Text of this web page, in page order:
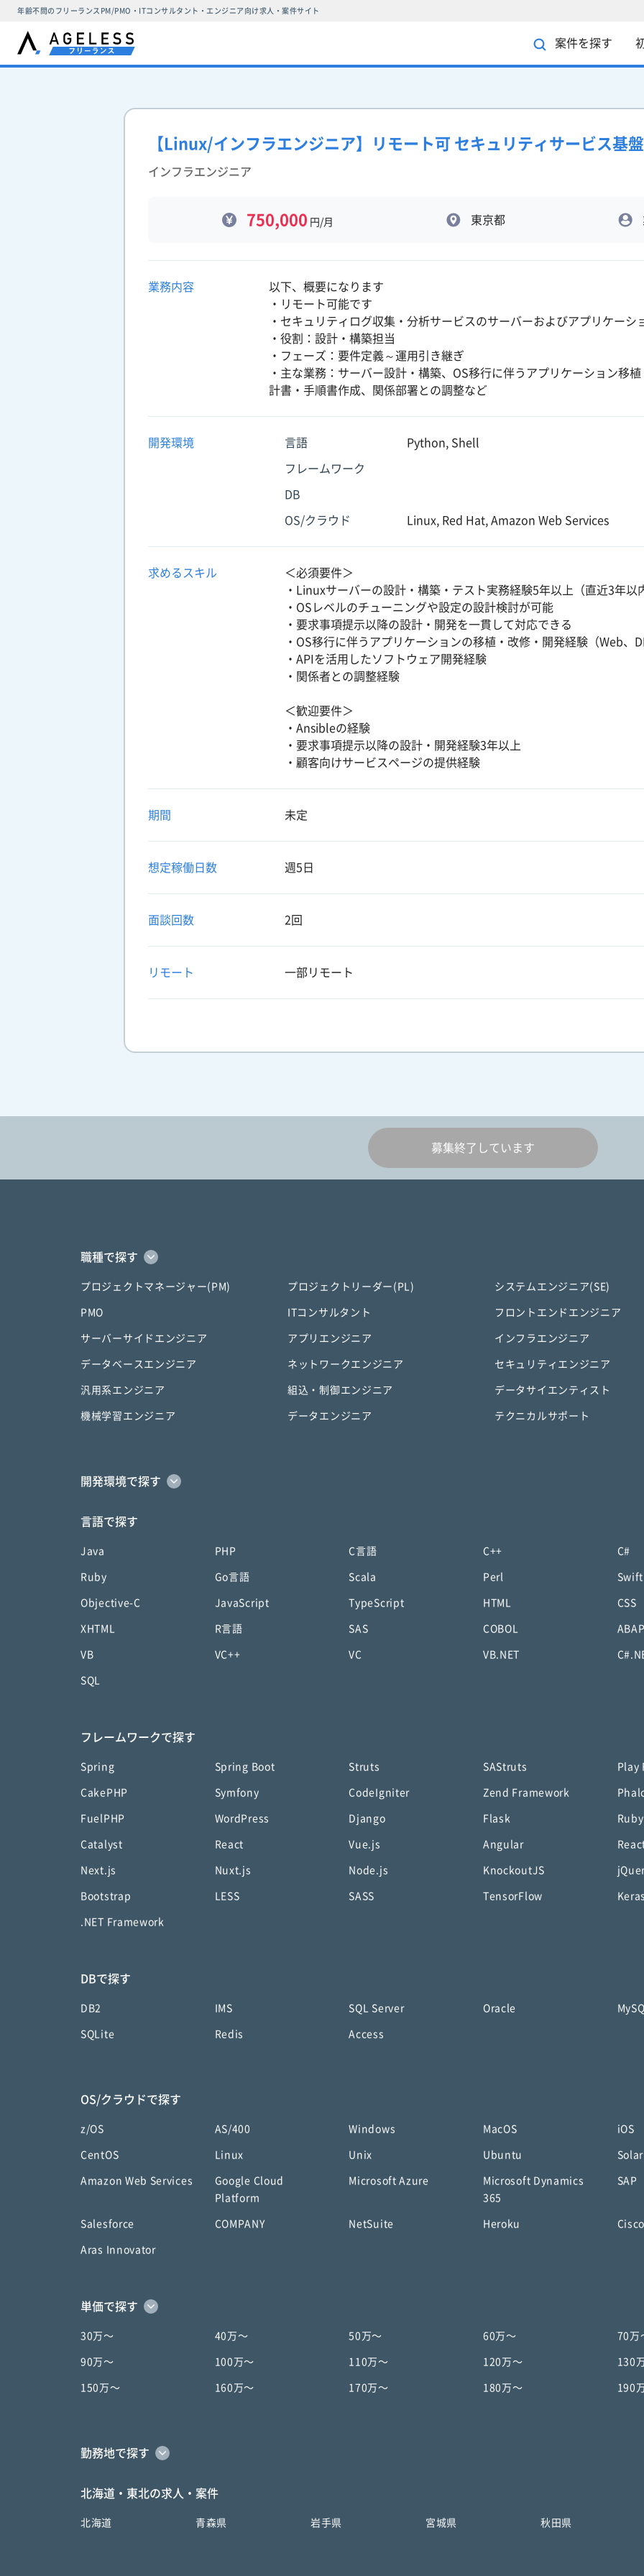
年齢不問のフリーランスPM/PMO・ITコンサルタント・エンジニア向け求人・案件サイト
案件を探す
【Linux/インフラエンジニア】リモート可 セキュリティサービス基
インフラエンジニア
750,000 円/月 東京都
業務内容
以下、概要になります
・リモート可能です
・セキュリティログ収集・分析サービスのサーバーおよびアプリケーシ
・役割：設計・構築担当
・フェーズ：要件定義～運用引き継ぎ
・主な業務：サーバー設計・構築、OS移行に伴うアプリケーション移
計書・手順書作成、関係部署との調整など
開発環境 言語 Python, Shell
フレームワーク
DB
OS/クラウド Linux, Red Hat, Amazon Web Services
求めるスキル
＜必須要件＞
・Linuxサーバーの設計・構築・テスト実務経験5年以上（直近3年以
・OSレベルのチューニングや設定の設計検討が可能
・要求事項提示以降の設計・開発を一貫して対応できる
・OS移行に伴うアプリケーションの移植・改修・開発経験（Web、
・APIを活用したソフトウェア開発経験
・関係者との調整経験
＜歓迎要件＞
・Ansibleの経験
・要求事項提示以降の設計・開発経験3年以上
・顧客向けサービスページの提供経験
期間 未定
想定稼働日数 週5日
面談回数 2回
リモート 一部リモート
募集終了しています
職種で探す
プロジェクトマネージャー(PM) プロジェクトリーダー(PL) システムエンジニア(SE)
PMO ITコンサルタント フロントエンドエンジニア
サーバーサイドエンジニア アプリエンジニア インフラエンジニア
データベースエンジニア ネットワークエンジニア セキュリティエンジニア
汎用系エンジニア 組込・制御エンジニア データサイエンティスト
機械学習エンジニア データエンジニア テクニカルサポート
開発環境で探す
言語で探す
Java PHP C言語 C++ C#
Ruby Go言語 Scala Perl Swift
Objective-C JavaScript TypeScript HTML CSS
XHTML R言語 SAS COBOL ABAP
VB VC++ VC VB.NET
SQL
フレームワークで探す
Spring Spring Boot Struts SAStruts Play
CakePHP Symfony CodeIgniter Zend Framework
FuelPHP WordPress Django Flask
Catalyst React Vue.js Angular
Next.js Nuxt.js Node.js KnockoutJS
Bootstrap LESS SASS TensorFlow Keras
.NET Framework
DBで探す
DB2 IMS SQL Server Oracle
SQLite Redis Access
OS/クラウドで探す
z/OS AS/400 Windows MacOS iOS
CentOS Linux Unix Ubuntu
Amazon Web Services
Google Cloud
Platform
Microsoft Azure
Microsoft Dynamics
365
SAP
Salesforce COMPANY NetSuite Heroku Cisco
Aras Innovator
単価で探す
30万〜 40万〜 50万〜 60万〜 70万
90万〜 100万〜 110万〜 120万〜 130
150万〜 160万〜 170万〜 180万〜 190
勤務地で探す
北海道・東北の求人・案件
北海道 青森県 岩手県 宮城県 秋田県